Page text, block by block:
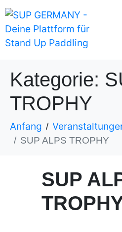
Kategorie:
TROPHY
Anfang
SUP ALPS TROPHY
SUP